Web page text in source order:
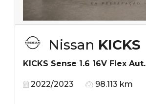
Nissan KICKS
KICKS Sense 1.6 16V Flex Aut.
2022/2023 98.113 km